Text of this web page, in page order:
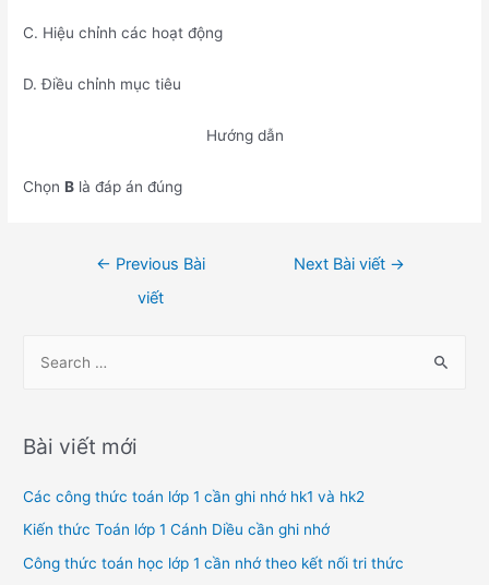
C. Hiệu chỉnh các hoạt động
D. Điều chỉnh mục tiêu
Hướng dẫn
ChọnB là đáp án đúng
← Previous Bài
viết
Next Bài viết →
r
h
f
o
Bài viết mới
Các công thức toán lớp 1 cần ghi nhớ hk1 và hk2
Kiến thức Toán lớp 1 Cánh Diều cần ghi nhớ
Công thức toán học lớp 1 cần nhớ theo kết nối tri thức